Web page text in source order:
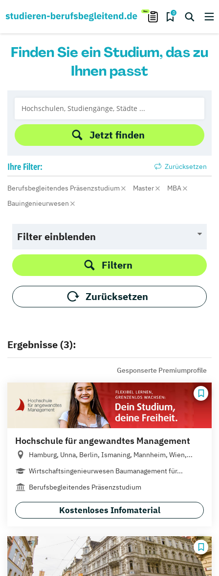
0
Finden Sie ein Studium, das zu
Ihnen passt
Jetzt finden
Ihre Filter: Zurücksetzen
Berufsbegleitendes Präsenzstudium Master
MBA
Bauingenieurwesen
Filter einblenden
Filtern
Zurücksetzen
Ergebnisse (3):
Gesponserte Premiumprofile
Hochschule für angewandtes Management
Hamburg, Unna, Berlin, Ismaning, Mannheim, Wien,...
Wirtschaftsingenieurwesen Baumanagement für...
Berufsbegleitendes Präsenzstudium
Kostenloses Infomaterial